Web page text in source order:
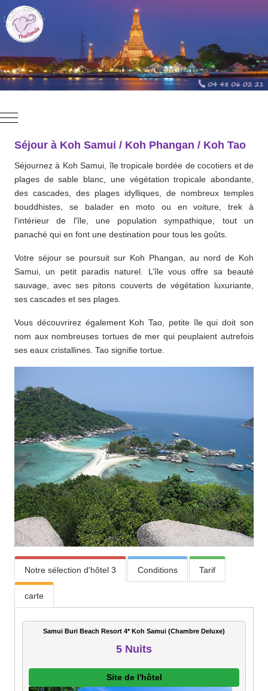
Mobile Menu Toggle
Séjour à Koh Samui / Koh Phangan / Koh Tao
Séjournez à Koh Samui, île tropicale bordée de cocotiers et de
plages de sable blanc, une végétation tropicale abondante,
des cascades, des plages idylliques, de nombreux temples
bouddhistes, se balader en moto ou en voiture, trek à
l'intérieur de l'île, une population sympathique, tout un
panaché qui en font une destination pour tous les goûts.
Votre séjour se poursuit sur Koh Phangan, au nord de Koh
Samui, un petit paradis naturel. L’île vous offre sa beauté
sauvage, avec ses pitons couverts de végétation luxuriante,
ses cascades et ses plages.
Vous découvrirez également Koh Tao, petite île qui doit son
nom aux nombreuses tortues de mer qui peuplaient autrefois
ses eaux cristallines. Tao signifie tortue.
Notre sélection d'hôtel 3 Conditions Tarif
carte
Samui Buri Beach Resort 4* Koh Samui (Chambre Deluxe)
5 Nuits
Site de l'hôtel